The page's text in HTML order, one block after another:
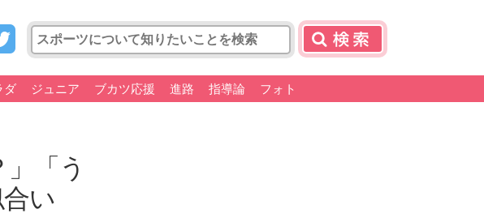
ダ ジュニア ブカツ応援 進路 指導論 フォト
「う
い